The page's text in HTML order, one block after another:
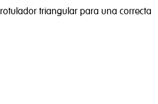
triangular para una correcta